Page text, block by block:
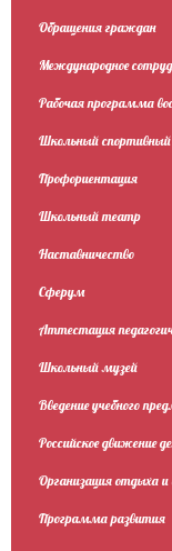
Обращения граждан
Международное
Рабочая программа
Школьный
Профориентация
Школьный театр
Наставничество
Сферум
Аттестация
Школьный музей
Введение учебного
Российское движение
Организация отдыха и
Программа развития